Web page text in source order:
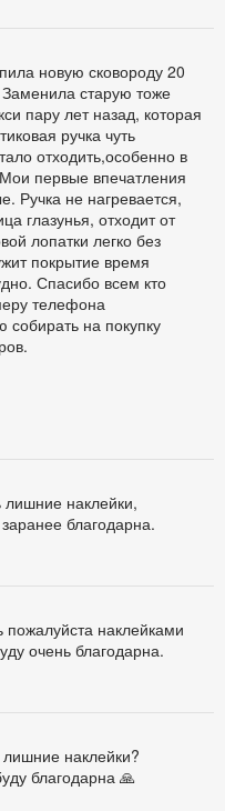
новую сковороду 20
старую тоже
пару лет назад, которая
ручка чуть
отходить,особенно в
первые впечатления
Ручка не нагревается,
глазунья, отходит от
лопатки легко без
покрытие время
Спасибо всем кто
телефона
на покупку
лишние наклейки,
благодарна.
наклейками
очень благодарна.
лишние наклейки?
благодарна 🙏